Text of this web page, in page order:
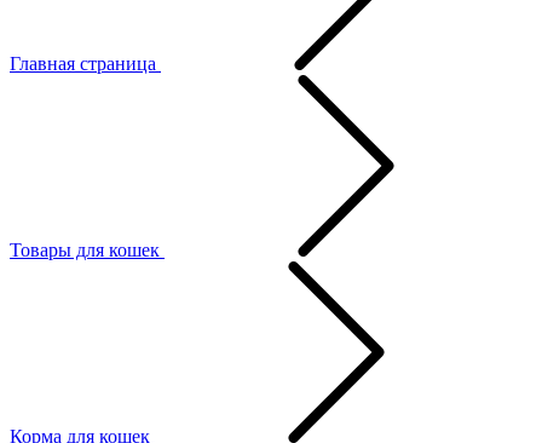
Главная страница
Товары для кошек
Корма для кошек